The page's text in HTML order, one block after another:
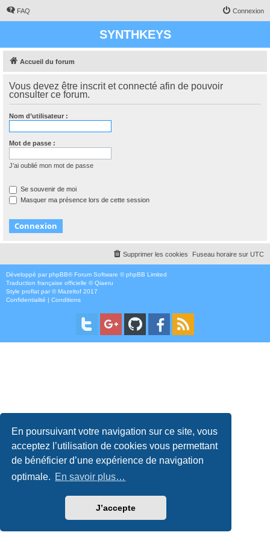
En poursuivant votre navigation sur ce site, vous
acceptez l’utilisation de cookies vous permettant
de bénéficier d’une expérience de navigation
optimale. En savoir plus…
J’accepte
FAQ Connexion
SYNTHKEYS
Accueil du forum
Vous devez être inscrit et connecté afin de pouvoir
consulter ce forum.
Nom d’utilisateur :
Mot de passe :
J’ai oublié mon mot de passe
Se souvenir de moi
Masquer ma présence lors de cette session
Fuseau horaire sur UTC
Supprimer les cookies
Développé par phpBB® Forum Software © phpBB Limited
Traduction française officielle ©Qiaeru
Style proflat par ©Mazeltof 2017
Confidentialité | Conditions